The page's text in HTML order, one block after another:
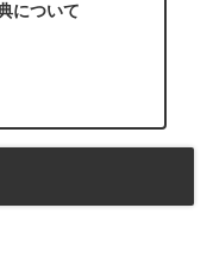
について